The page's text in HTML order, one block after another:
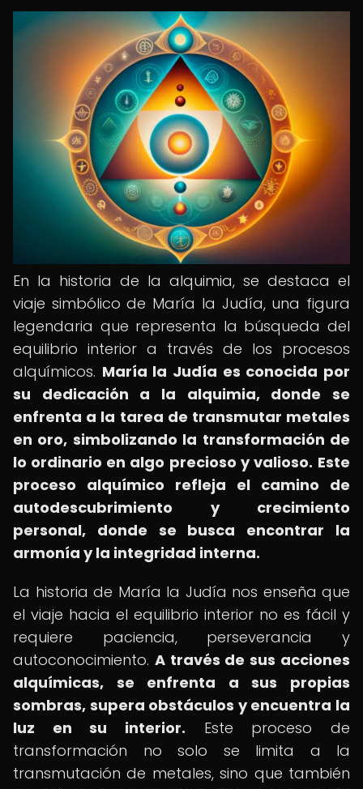
En la historia de la alquimia, se destaca el
viaje simbólico de María la Judía, una figura
legendaria que representa la búsqueda del
equilibrio interior a través de los procesos
alquímicos. María la Judía es conocida por
su dedicación a la alquimia, donde se
enfrenta a la tarea de transmutar metales
en oro, simbolizando la transformación de
lo ordinario en algo precioso y valioso. Este
proceso alquímico refleja el camino de
autodescubrimiento y crecimiento
personal, donde se busca encontrar la
armonía y la integridad interna.
La historia de María la Judía nos enseña que
el viaje hacia el equilibrio interior no es fácil y
requiere paciencia, perseverancia y
autoconocimiento. A través de sus acciones
alquímicas, se enfrenta a sus propias
sombras, supera obstáculos y encuentra la
luz en su interior. Este proceso de
transformación no solo se limita a la
transmutación de metales, sino que también